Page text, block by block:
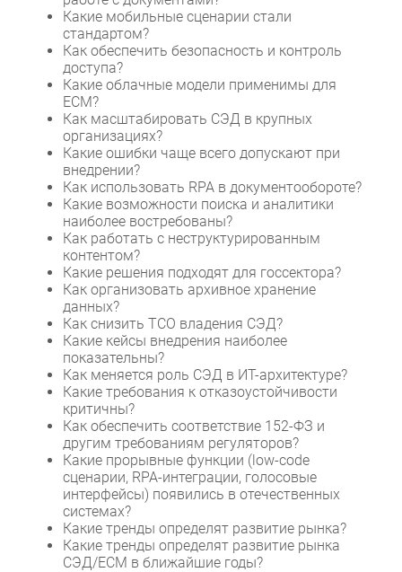
Какие мобильные сценарии стали
стандартом?
Как обеспечить безопасность и контроль
доступа?
Какие облачные модели применимы для
ECM?
Как масштабировать СЭД в крупных
организациях?
Какие ошибки чаще всего допускают при
внедрении?
Как использовать RPA в документообороте?
Какие возможности поиска и аналитики
наиболее востребованы?
Как работать с неструктурированным
контентом?
Какие решения подходят для госсектора?
Как организовать архивное хранение
данных?
Как снизить TCO владения СЭД?
Какие кейсы внедрения наиболее
показательны?
Как меняется роль СЭД в ИТ-архитектуре?
Какие требования к отказоустойчивости
критичны?
Как обеспечить соответствие 152-ФЗ и
другим требованиям регуляторов?
Какие прорывные функции (low-code
сценарии, RPA-интеграции, голосовые
интерфейсы) появились в отечественных
системах?
Какие тренды определят развитие рынка?
Какие тренды определят развитие рынка
СЭД/ECM в ближайшие годы?